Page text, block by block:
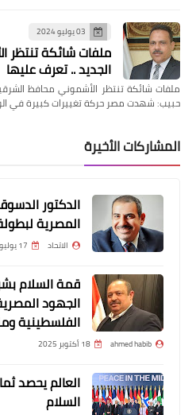
03 يوليو 2024
ملفات شائكة تنتظر
الجديد .. تعرف عليها
ملفات شائكة تنتظر الأشموني محافظ
حبيب: شهدت مصر حركة تغييرات كبيرة في
المشاركات الأخيرة
الدكتور
المصرية
الاتحاد 17 يوليو 2026
قمة السلام
الجهود
الفلسطينية
ahmed habib 18 أكتوبر 2025
العالم يحصد
السلام